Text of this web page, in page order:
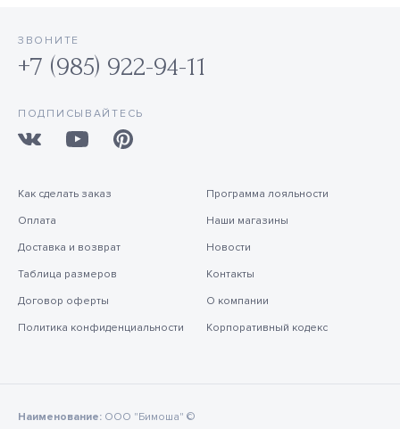
ЗВОНИТЕ
+7 (985) 922-94-11
ПОДПИСЫВАЙТЕСЬ
Как сделать заказ
Оплата
Доставка и возврат
Таблица размеров
Договор оферты
Политика конфиденциальности
Программа лояльности
Наши магазины
Новости
Контакты
О компании
Корпоративный кодекс
Наименование: ООО "Бимоша" ©